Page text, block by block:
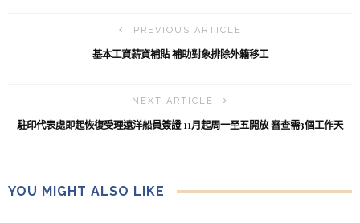
PREVIOUS ARTICLE
基本工資薪資補貼 補助對象排除外籍移工
NEXT ARTICLE
駐印代表處即起恢復受理遠洋船員簽證 11月起周一至五開放 審查需3個工作天
YOU MIGHT ALSO LIKE